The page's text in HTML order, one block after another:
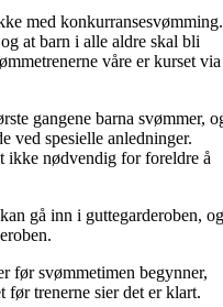
med konkurransesvømming.
at barn i alle aldre skal bli
våre er kurset via
gangene barna svømmer,
ved spesielle anledninger.
ikke nødvendig for foreldre å
gå inn i guttegarderoben, og
før svømmetimen begynner,
trenerne sier det er klart.